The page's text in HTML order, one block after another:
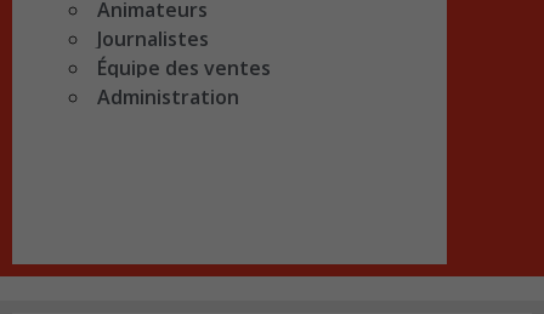
Animateurs
Journalistes
Équipe des ventes
Administration